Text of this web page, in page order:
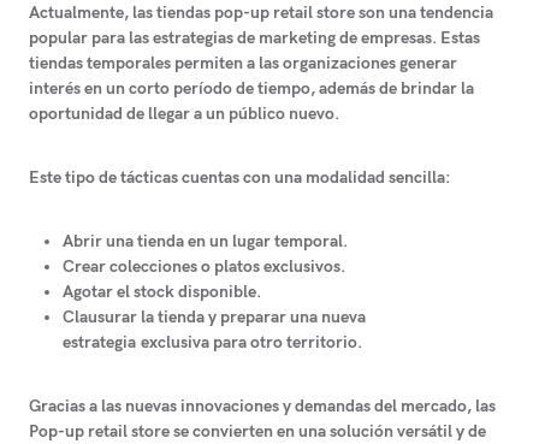
Actualmente, las tiendas pop-up retail store son una tendencia
popular para las estrategias de marketing de empresas. Estas
tiendas temporales permiten a las organizaciones generar
interés en un corto período de tiempo, además de brindar la
oportunidad de llegar a un público nuevo.
Este tipo de tácticas cuentas con una modalidad sencilla:
Abrir una tienda en un lugar temporal.
Crear colecciones o platos exclusivos.
Agotar el stock disponible.
Clausurar la tienda y preparar una nueva
estrategia exclusiva para otro territorio.
Gracias a las nuevas innovaciones y demandas del mercado, las
Pop-up retail store se convierten en una solución versátil y de